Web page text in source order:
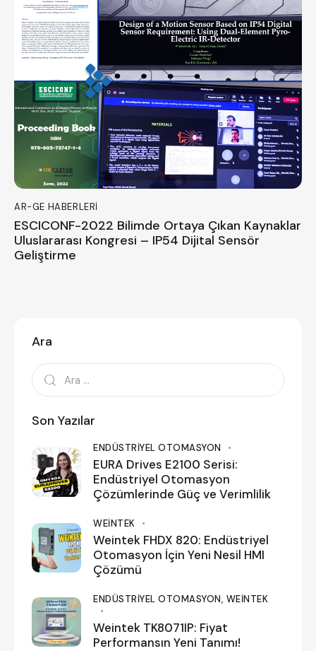
AR-GE HABERLERI
ESCICONF-2022 Bilimde Ortaya Çıkan Kaynaklar
Uluslararası Kongresi – IP54 Dijital Sensör
Geliştirme
Ara
Son Yazılar
ENDÜSTRIYEL OTOMASYON
EURA Drives E2100 Serisi:
Endüstriyel Otomasyon
Çözümlerinde Güç ve Verimlilik
WEINTEK
Weintek FHDX 820: Endüstriyel
Otomasyon İçin Yeni Nesil HMI
Çözümü
ENDÜSTRIYEL OTOMASYON, WEINTEK
Weintek TK8071IP: Fiyat
Performansın Yeni Tanımı!